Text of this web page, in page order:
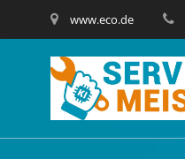
www.eco.de